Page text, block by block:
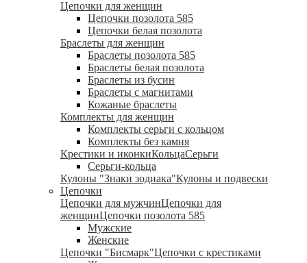
Цепочки для женщин
Цепочки позолота 585
Цепочки белая позолота
Браслеты для женщин
Браслеты позолота 585
Браслеты белая позолота
Браслеты из бусин
Браслеты с магнитами
Кожаные браслеты
Комплекты для женщин
Комплекты серьги с кольцом
Комплекты без камня
Крестики и иконкиКольцаСерьги
Серьги-кольца
Кулоны "Знаки зодиака"Кулоны и подвески
Цепочки
Цепочки для мужчинЦепочки для
женщинЦепочки позолота 585
Мужские
Женские
Цепочки "Бисмарк"Цепочки с крестиками